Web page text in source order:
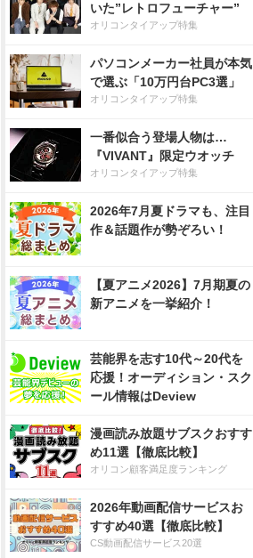
いた”レトロフューチャー”
オリコンタイアップ特集
パソコンメーカー社員が本気
で選ぶ「10万円台PC3選」
オリコンタイアップ特集
一番似合う登場人物は…
『VIVANT』限定ウオッチ
オリコンタイアップ特集
2026年7月夏ドラマも、注目
作＆話題作が勢ぞろい！
【夏アニメ2026】7月期夏の
新アニメを一挙紹介！
芸能界を志す10代～20代を
応援！オーディション・スク
ール情報はDeview
漫画読み放題サブスクおすす
め11選【徹底比較】
オリコン顧客満足度ランキング
2026年動画配信サービスお
すすめ40選【徹底比較】
CS動画配信サービス20選